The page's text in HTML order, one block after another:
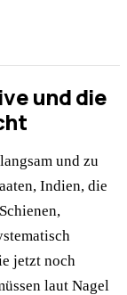
und die
und zu
Indien, die
jetzt noch
laut Nagel